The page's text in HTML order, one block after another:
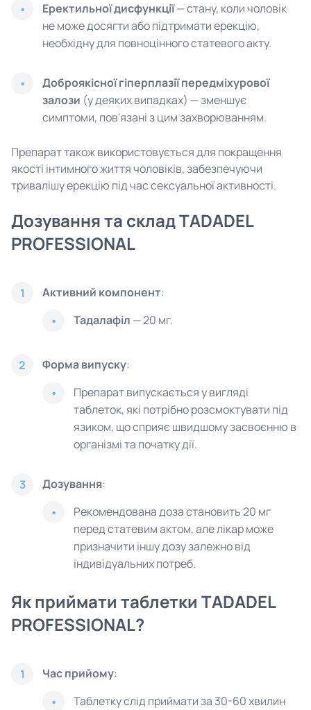
Еректильної дисфункції— стану, коли чоловік
не може досягти або підтримати ерекцію,
необхідну для повноцінного статевого акту.
Доброякісної гіперплазії передміхурової
залози (у деяких випадках) — зменшує
симптоми, пов'язані з цим захворюванням.
Препарат також використовується для покращення
якості інтимного життя чоловіків, забезпечуючи
тривалішу ерекцію під час сексуальної активності.
Дозування та склад TADADEL
PROFESSIONAL
1 Активний компонент:
Тадалафіл — 20 мг.
2 Форма випуску:
Препарат випускається у вигляді
таблеток, які потрібно розсмоктувати під
язиком, що сприяє швидшому засвоєнню в
організмі та початку дії.
3 Дозування:
Рекомендована доза становить 20 мг
перед статевим актом, але лікар може
призначити іншу дозу залежно від
індивідуальних потреб.
Як приймати таблетки TADADEL
PROFESSIONAL?
1 Час прийому:
Таблетку слід приймати за 30-60 хвилин